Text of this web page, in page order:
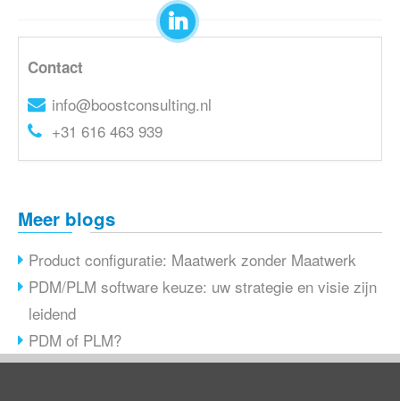
Contact
info@boostconsulting.nl
+31 616 463 939
Meer blogs
Product configuratie: Maatwerk zonder Maatwerk
PDM/PLM software keuze: uw strategie en visie zijn
leidend
PDM of PLM?